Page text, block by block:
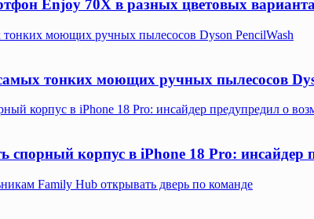
Enjoy 70X в разных цветовых
тонких моющих ручных пылесосов Dyson PencilWash
тонких моющих ручных пылесосов
корпус в iPhone 18 Pro: инсайдер предупредил о
спорный корпус в iPhone 18 Pro:
Family Hub открывать дверь по команде